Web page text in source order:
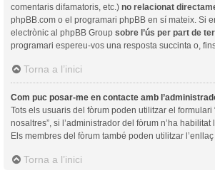
comentaris difamatoris, etc.) no relacionat
phpBB.com o el programari phpBB en sí mateix. Si
electrònic al phpBB Group sobre l’ús per part de
programari espereu-vos una resposta succinta o,
Torna a l’inici
Com puc posar-me en contacte amb
Tots els usuaris del fòrum poden utilitzar el formulari
nosaltres”, si l’administrador del fòrum n’ha habilitat
Els membres del fòrum també poden utilitzar l’enllaç
Torna a l’inici